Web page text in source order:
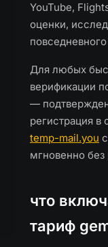
YouTube,
оценки,
Для любых
верификации
—
регистрация
temp-mail.you
мгновенно без
что
тариф